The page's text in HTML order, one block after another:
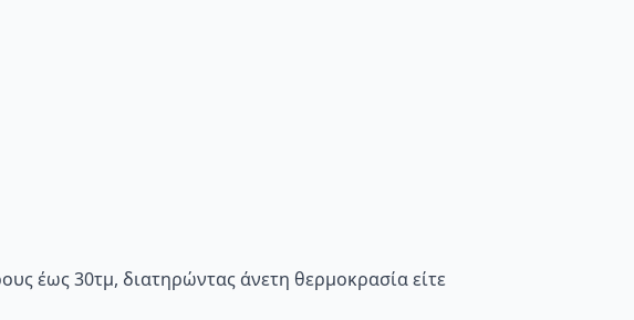
έως 30τμ, διατηρώντας άνετη θερμοκρασία είτε